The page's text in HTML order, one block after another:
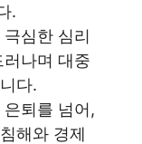
.
심한 심리
나며 대중
다.
퇴를 넘어,
해와 경제